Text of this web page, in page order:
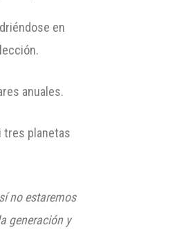
en
anuales.
tres planetas
no estaremos
generación y